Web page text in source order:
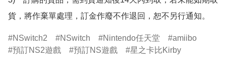
貨，將作棄單處理，訂金作廢不作退回，恕不另行通知。
NSwitch2 NSwitch Nintendo任天堂
amiibo
預訂NS2遊戲
預訂NS遊戲 星之卡比Kirby